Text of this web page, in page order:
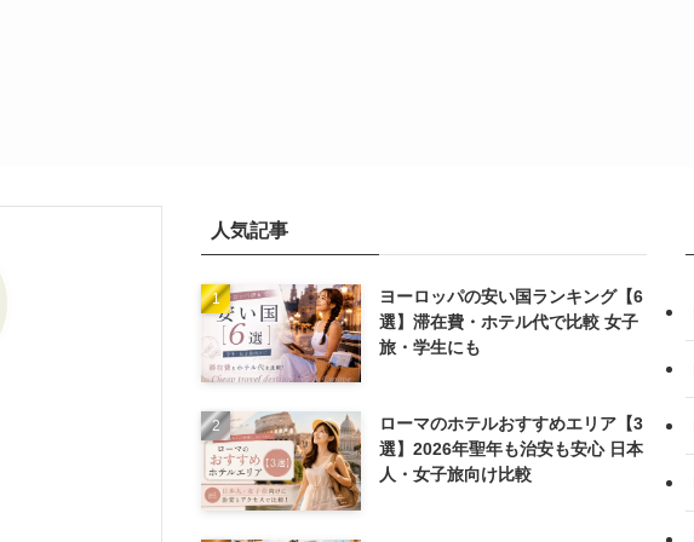
人気記事
ヨーロッパの安い国ランキング【6
選】滞在費・ホテル代で比較 女子
旅・学生にも
ローマのホテルおすすめエリア【3
選】2026年聖年も治安も安心 日本
人・女子旅向け比較